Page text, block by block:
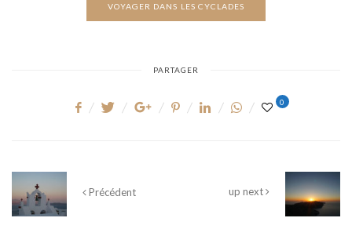
VOYAGER DANS LES CYCLADES
PARTAGER
0
Précédent up next